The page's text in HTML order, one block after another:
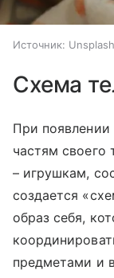
Источник: Unsplash
Схема
При появлении
частям своего
– игрушкам,
создается
образ себя,
предметами и